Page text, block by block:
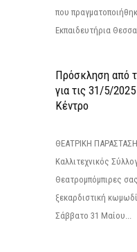
που
Εκπαιδευτήρια
Πρόσκληση από
για τις 31/5/
Κέντρο
ΘΕΑΤΡΙΚΗ ΠΑΡΑΣΤΑΣΗ
Καλλιτεχνικός
Θεατρομπόμπιρες
ξεκαρδιστική
Σάββατο 31 Μαίου...